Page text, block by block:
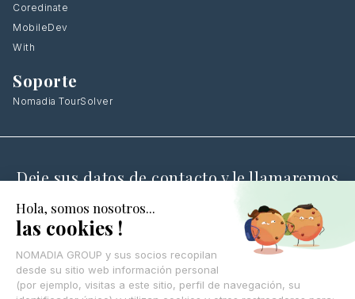
Coredinate
MobileDev
With
Soporte
Nomadia TourSolver
Deje sus datos de contacto y le llamaremos
© Nomadia 2025